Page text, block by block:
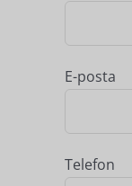
E-posta
Telefon